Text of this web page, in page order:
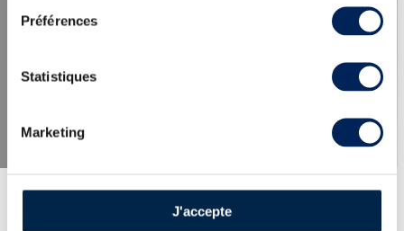
Préférences
Statistiques
Marketing
J'accepte